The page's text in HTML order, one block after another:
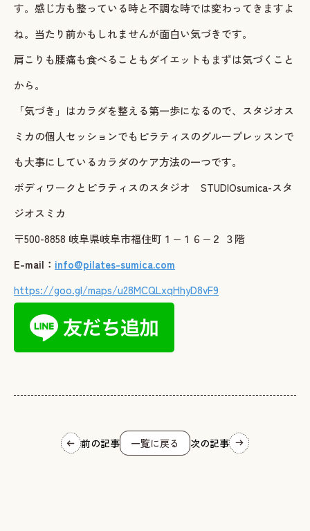
す。感じ方も整っている時と不調な時では変わってきますよ
ね。当たり前かもしれませんが面白い気づきです。
肩こりも腰痛も食べることもダイエットもまずは気づくこと
から。
「気づき」はカラダを整える第一歩になるので、スタジオス
ミカの個人セッションでもピラティスのグループレッスンで
も大事にしているカラダのケア方法の一つです。
ボディワークとピラティスのスタジオ STUDIOsumica-スタ
ジオスミカ
〒500-8858 岐阜県岐阜市福住町１−１６−２ ３階
E-mail： info@pilates-sumica.com
https://goo.gl/maps/u28MCQLxqHhyD8vF9
前の記事 一覧に戻る 次の記事